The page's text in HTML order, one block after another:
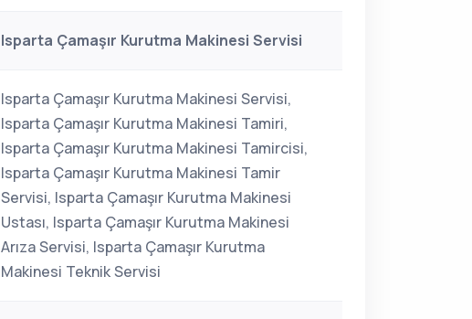
Isparta Çamaşır Kurutma Makinesi Servisi
Isparta Çamaşır Kurutma Makinesi Servisi,
Isparta Çamaşır Kurutma Makinesi Tamiri,
Isparta Çamaşır Kurutma Makinesi Tamircisi,
Isparta Çamaşır Kurutma Makinesi Tamir
Servisi, Isparta Çamaşır Kurutma Makinesi
Ustası, Isparta Çamaşır Kurutma Makinesi
Arıza Servisi, Isparta Çamaşır Kurutma
Makinesi Teknik Servisi